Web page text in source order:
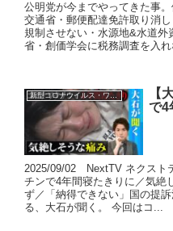
公明党が今までやってきた事
交通省・郵便配達免許取り消
規制させない・水源地&水道
省・創価学会に税務調査を入
新型コロナウイルス・ワクチン
【
で4
2025/09/02 NextTV ネクスト
チンで4年間寝たきりに／気
ず／「納得できない」国の提
る、大石が聞く。 今回はコ...